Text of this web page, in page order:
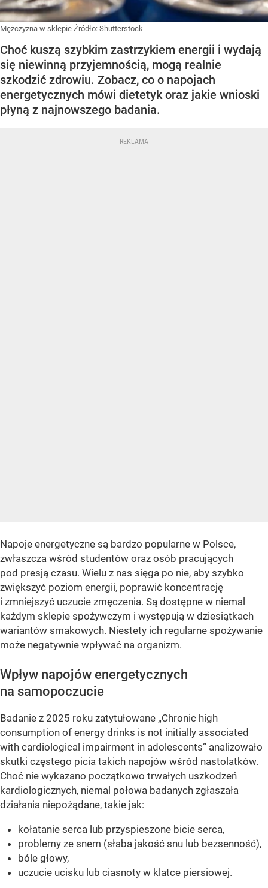
Mężczyzna w sklepie Źródło: Shutterstock
Choć kuszą szybkim zastrzykiem energii i wydają
się niewinną przyjemnością, mogą realnie
szkodzić zdrowiu. Zobacz, co o napojach
energetycznych mówi dietetyk oraz jakie wnioski
płyną z najnowszego badania.
Napoje energetyczne są bardzo popularne w Polsce,
zwłaszcza wśród studentów oraz osób pracujących
pod presją czasu. Wielu z nas sięga po nie, aby szybko
zwiększyć poziom energii, poprawić koncentrację
i zmniejszyć uczucie zmęczenia. Są dostępne w niemal
każdym sklepie spożywczym i występują w dziesiątkach
wariantów smakowych. Niestety ich regularne spożywanie
może negatywnie wpływać na organizm.
Wpływ napojów energetycznych
na samopoczucie
Badanie z 2025 roku zatytułowane „Chronic high
consumption of energy drinks is not initially associated
with cardiological impairment in adolescents” analizowało
skutki częstego picia takich napojów wśród nastolatków.
Choć nie wykazano początkowo trwałych uszkodzeń
kardiologicznych, niemal połowa badanych zgłaszała
działania niepożądane, takie jak:
kołatanie serca lub przyspieszone bicie serca,
problemy ze snem (słaba jakość snu lub bezsenność),
bóle głowy,
uczucie ucisku lub ciasnoty w klatce piersiowej.